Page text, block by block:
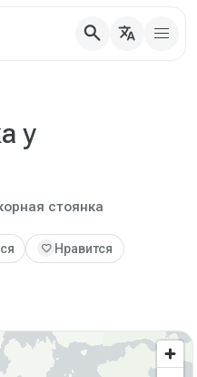
search translate
у
стоянка
favorite Нравится